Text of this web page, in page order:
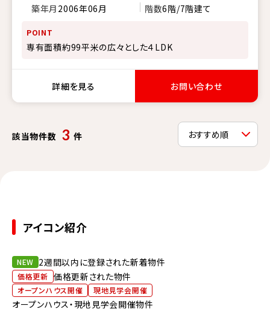
築年月 2006年06月 階数6階/7階建て
POINT
専有面積約99平米の広々とした４LDK
詳細を見る お問い合わせ
該当物件数 3 件
アイコン紹介
NEW 2週間以内に登録された新着物件
価格更新 価格更新された物件
オープンハウス開催 現地見学会開催
オープンハウス・現地見学会開催物件